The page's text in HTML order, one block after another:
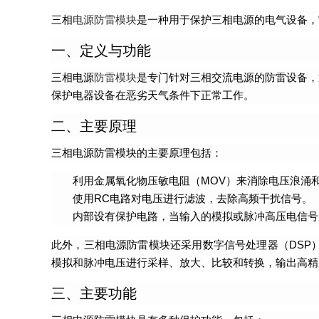
三相电源防雷模块是一种用于保护三相电源的电气设备
一、定义与功能
三相电源防雷模块是专门针对三相交流电源的防雷设备
保护电器设备在恶劣天气条件下正常工作。
二、主要原理
三相电源防雷模块的主要原理包括：
利用金属氧化物压敏电阻（MOV）来消除电压浪涌
使用RC电路对电压进行滤波，去除高频干扰信号。
内部设有保护电路，当输入的模拟或脉冲高压电信
此外，三相电源防雷模块还采用数字信号处理器（
模拟和脉冲电压进行采样、放大、比较和转换，输出高
三、主要功能